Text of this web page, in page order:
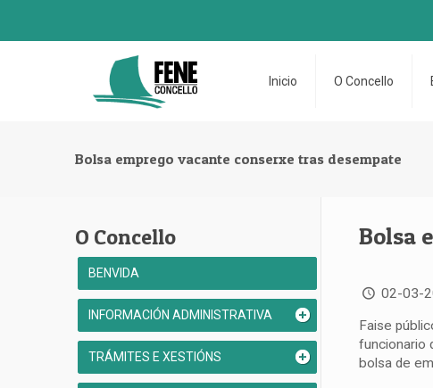
Inicio O Concello
Bolsa emprego vacante conserxe tras desempate
Bolsa
02-03-
Faise
funcionario
bolsa de
O Concello
BENVIDA
INFORMACIÓN ADMINISTRATIVA
TRÁMITES E XESTIÓNS